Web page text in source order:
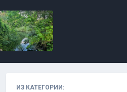
ИЗ КАТЕГОРИИ: